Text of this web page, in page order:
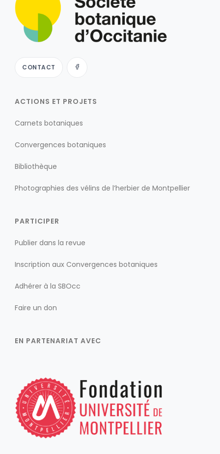
CONTACT
ACTIONS ET PROJETS
Carnets botaniques
Convergences botaniques
Bibliothèque
Photographies des vélins de l’herbier de Montpellier
PARTICIPER
Publier dans la revue
Inscription aux Convergences botaniques
Adhérer à la SBOcc
Faire un don
EN PARTENARIAT AVEC